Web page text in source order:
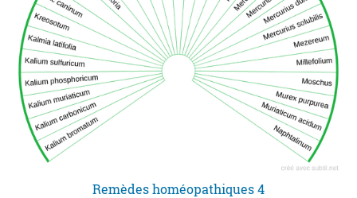
Remèdes homéopathiques 4